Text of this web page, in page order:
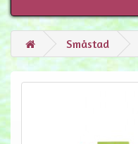
Småstad